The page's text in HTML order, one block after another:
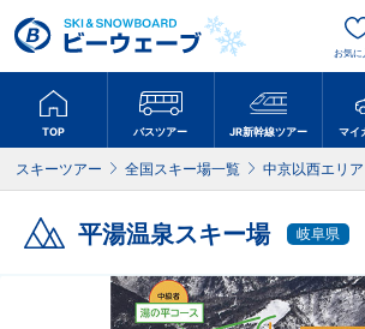
お気に
TOP バスツアー JR新幹線ツアー マイ
スキーツアー 全国スキー場一覧 中京以西エリア
平湯温泉スキー場 岐阜県